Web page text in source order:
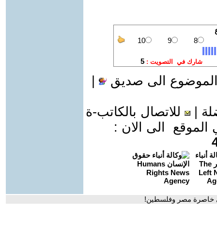
الى صديق
للاتصال بالكاتب-ة
الى الان :
خاصرة مصر وفلسطين!